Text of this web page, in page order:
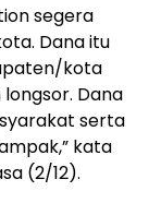
segera
Dana itu
kota
Dana
serta
kata
(2/12).